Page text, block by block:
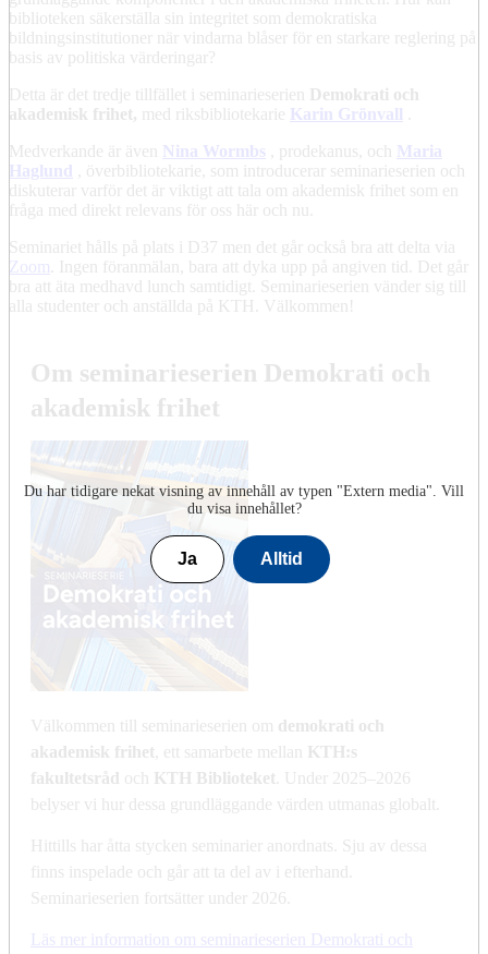
Du har tidigare nekat visning av innehåll av typen "Extern media". Vill
du visa innehållet?
Ja Alltid
biblioteken säkerställa sin integritet som demokratiska
bildningsinstitutioner när vindarna blåser för en starkare reglering på
basis av politiska värderingar?
Detta är det tredje tillfället i seminarieserien
Demokrati och
akademisk frihet,
med riksbibliotekarie Karin Grönvall
Medverkande är även
Nina Wormbs , prodekanus, och
Maria
Haglund
, överbibliotekarie, som introducerar seminarieserien och
diskuterar varför det är viktigt att tala om akademisk frihet som en
fråga med direkt relevans för oss här och nu.
Seminariet hålls på plats i D37 men det går också bra att delta via
Zoom . Ingen föranmälan, bara att dyka upp på angiven tid. Det går
bra att äta medhavd lunch samtidigt. Seminarieserien vänder sig till
alla studenter och anställda på KTH. Välkommen!
Om seminarieserien Demokrati och
akademisk frihet
Välkommen till seminarieserien om demokrati och
akademisk frihet
, ett samarbete mellan
KTH:s
fakultetsråd och KTH Biblioteket
. Under 2025–2026
belyser vi hur dessa grundläggande värden utmanas globalt.
Hittills har åtta stycken seminarier anordnats. Sju av dessa
finns inspelade och går att ta del av i efterhand.
Seminarieserien fortsätter under 2026.
Läs mer information om seminarieserien Demokrati och